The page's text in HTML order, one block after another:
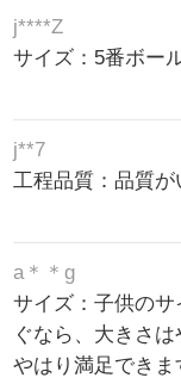
j****Z
サイズ：5番ボー
j**7
工程品質：品質が
a＊＊g
サイズ：子供の
ぐなら、大きさ
やはり満足でき